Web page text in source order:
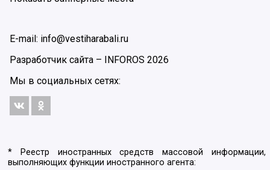
E-mail: info@vestiharabali.ru
Разработчик сайта – INFOROS 2026
Мы в социальных сетях:
* Реестр иностранных средств массовой информации,
выполняющих функции иностранного агента: